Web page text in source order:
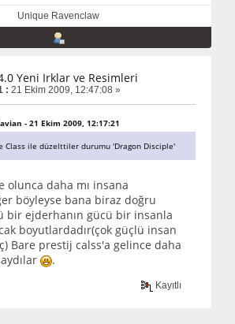
Unique Ravenclaw
Yeni Irklar ve Resimleri
: 21 Ekim 2009, 12:47:08 »
- 21 Ekim 2009, 12:17:21
Class ile düzelttiler durumu 'Dragon Disciple'
olunca daha mı insana
böyleyse bana biraz doğru
bir ejderhanın gücü bir insanla
boyutlardadır(çok güçlü insan
Bare prestij calss'a gelince daha
.
Kayıtlı